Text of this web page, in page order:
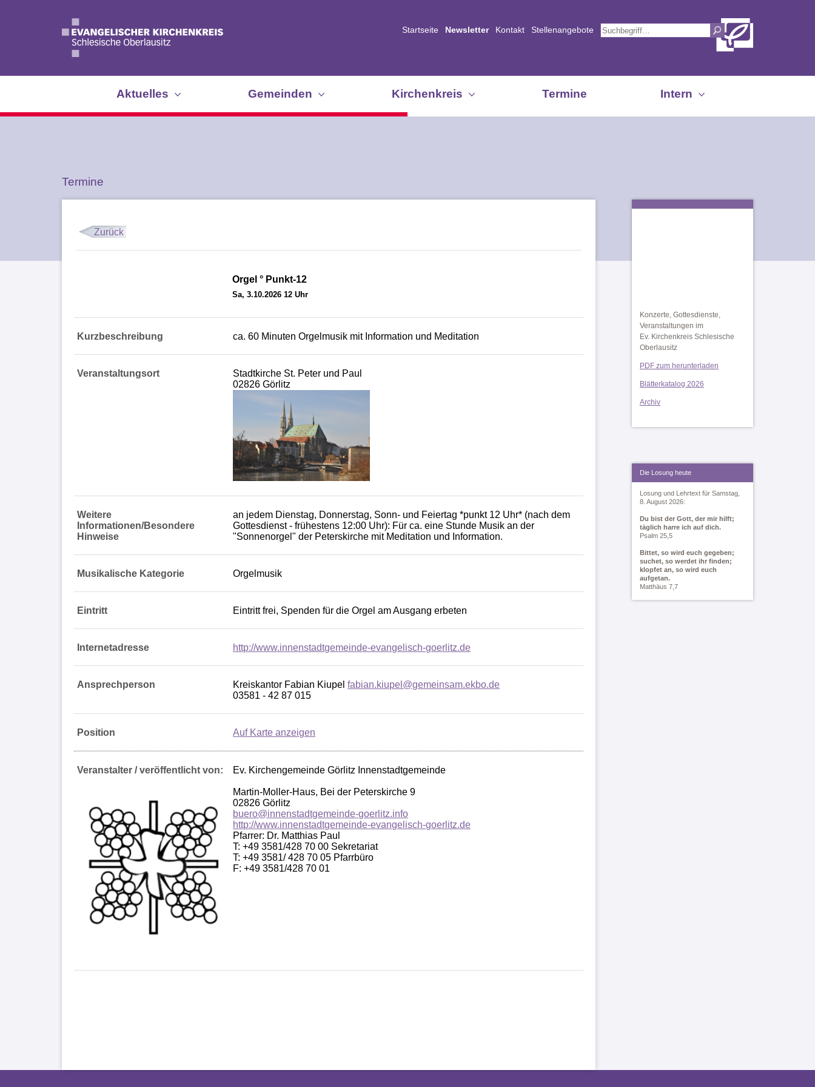
Startseite Newsletter Kontakt Stellenangebote
Aktuelles Gemeinden Kirchenkreis Termine Intern
Termine
Zurück
Orgel ° Punkt-12
Sa, 3.10.2026 12 Uhr
Kurzbeschreibung ca. 60 Minuten Orgelmusik mit Information und Meditation
Veranstaltungsort
Stadtkirche St. Peter und Paul
02826 Görlitz
Weitere
Informationen/Besondere
Hinweise
an jedem Dienstag, Donnerstag, Sonn- und Feiertag *punkt 12 Uhr* (nach dem
Gottesdienst - frühestens 12:00 Uhr): Für ca. eine Stunde Musik an der
"Sonnenorgel" der Peterskirche mit Meditation und Information.
Musikalische Kategorie Orgelmusik
Eintritt Eintritt frei, Spenden für die Orgel am Ausgang erbeten
Internetadresse http://www.innenstadtgemeinde-evangelisch-goerlitz.de
Ansprechperson Kreiskantor Fabian Kiupelfabian.kiupel@gemeinsam.ekbo.de
03581 - 42 87 015
Position Auf Karte anzeigen
Veranstalter / veröffentlicht von: Ev. Kirchengemeinde Görlitz Innenstadtgemeinde
Martin-Moller-Haus, Bei der Peterskirche 9
02826 Görlitz
buero@innenstadtgemeinde-goerlitz.info
http://www.innenstadtgemeinde-evangelisch-goerlitz.de
Pfarrer: Dr. Matthias Paul
T: +49 3581/428 70 00 Sekretariat
T: +49 3581/ 428 70 05 Pfarrbüro
F: +49 3581/428 70 01
Konzerte, Gottesdienste,
Veranstaltungen im
Ev. Kirchenkreis Schlesische
Oberlausitz
PDF zum herunterladen
Blätterkatalog 2026
Archiv
Die Losung heute
Losung und Lehrtext für Samstag,
8. August 2026:
Du bist der Gott, der mir hilft;
täglich harre ich auf dich.
Psalm 25,5
Bittet, so wird euch gegeben;
suchet, so werdet ihr finden;
klopfet an, so wird euch
aufgetan.
Matthäus 7,7